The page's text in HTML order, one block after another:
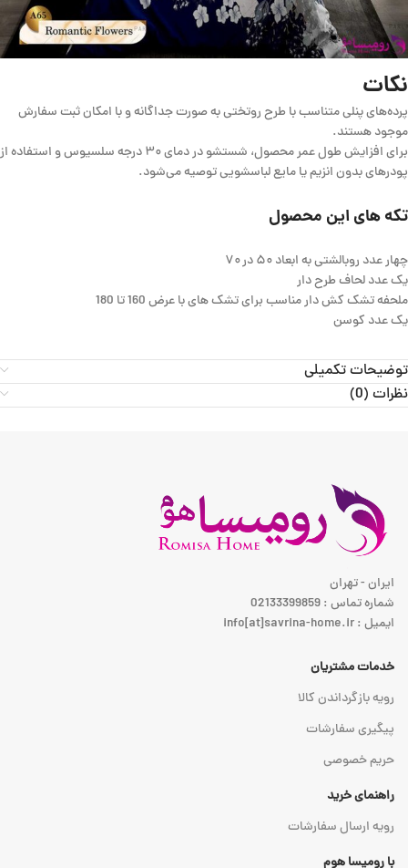
نکات
پرده‌های پنلی متناسب با طرح روتختی به صورت جداگانه و با امکان ثبت سفارش
موجود هستند.
برای افزایش طول عمر محصول، شستشو در دمای ۳۰ درجه سلسیوس و استفاده از
پودرهای بدون انزیم یا مایع لباسشویی توصیه می‌شود.
تکه های این محصول
چهار عدد روبالشتی به ابعاد ۵۰ در ۷۰
یک عدد لحاف طرح دار
ملحفه تشک کش دار مناسب برای تشک های با عرض 160 تا 180
یک عدد کوسن
توضیحات تکمیلی
نظرات (0)
ایران - تهران
شماره تماس : 02133399859
ایمیل : info[at]savrina-home.ir
خدمات مشتریان
رویه بازگرداندن کالا
پیگیری سفارشات
حریم خصوصی
راهنمای خرید
رویه ارسال سفارشات
با رومیسا هوم